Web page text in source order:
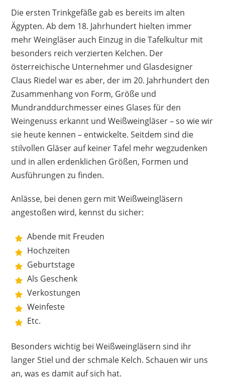
hochwertig wirken. Teilweise wird von
verbogenen und zerbrochenen Gläsern
berichtet – es gibt aber auch genauso viele
Gegenstimmen.
Vorteile
zeitloses Design
wulstloser Rand
gutes Preis-Leistungs-Verhältnis
Nachteile
teilweise fragil
Die ersten Trinkgefäße gab es bereits im alten
Ägypten. Ab dem 18. Jahrhundert hielten immer
mehr Weingläser auch Einzug in die Tafelkultur mit
besonders reich verzierten Kelchen. Der
österreichische Unternehmer und Glasdesigner
Claus Riedel war es aber, der im 20. Jahrhundert den
Zusammenhang von Form, Größe und
Mundranddurchmesser eines Glases für den
Weingenuss erkannt und Weißweingläser – so wie wir
sie heute kennen – entwickelte. Seitdem sind die
stilvollen Gläser auf keiner Tafel mehr wegzudenken
und in allen erdenklichen Größen, Formen und
Ausführungen zu finden.
Anlässe, bei denen gern mit Weißweingläsern
angestoßen wird, kennst du sicher:
Abende mit Freuden
Hochzeiten
Geburtstage
Als Geschenk
Verkostungen
Weinfeste
Etc.
Besonders wichtig bei Weißweingläsern sind ihr
langer Stiel und der schmale Kelch. Schauen wir uns
an, was es damit auf sich hat.